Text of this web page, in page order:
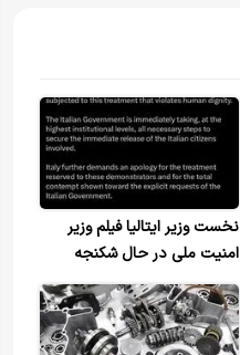
نخست وزیر ایتالیا فیلم وزیر
امنیت ملی در حال شکنجه
بازداشت‌شدگان ناوگان غزه از
جمله چندین شهروند ایتالیایی را
محکوم کرد